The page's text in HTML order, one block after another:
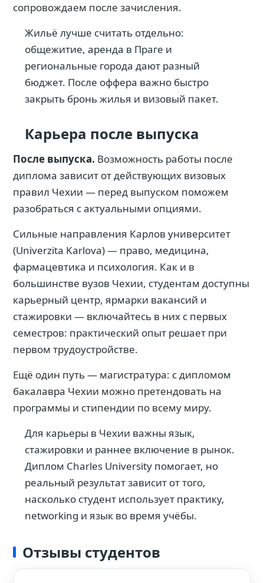
сопровождаем после зачисления.
Жильё лучше считать отдельно:
общежитие, аренда в Праге и
региональные города дают разный
бюджет. После оффера важно быстро
закрыть бронь жилья и визовый пакет.
Карьера после выпуска
После выпуска. Возможность работы после
диплома зависит от действующих визовых
правил Чехии — перед выпуском поможем
разобраться с актуальными опциями.
Сильные направления Карлов университет
(Univerzita Karlova) — право, медицина,
фармацевтика и психология. Как и в
большинстве вузов Чехии, студентам доступны
карьерный центр, ярмарки вакансий и
стажировки — включайтесь в них с первых
семестров: практический опыт решает при
первом трудоустройстве.
Ещё один путь — магистратура: с дипломом
бакалавра Чехии можно претендовать на
программы и стипендии по всему миру.
Для карьеры в Чехии важны язык,
стажировки и раннее включение в рынок.
Диплом Charles University помогает, но
реальный результат зависит от того,
насколько студент использует практику,
networking и язык во время учёбы.
Отзывы студентов